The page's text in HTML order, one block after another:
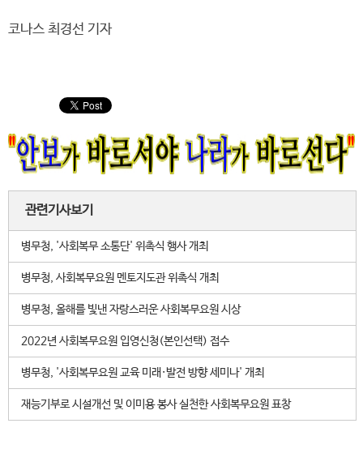
코나스 최경선 기자
관련기사보기
병무청, '사회복무 소통단' 위촉식 행사 개최
병무청, 사회복무요원 멘토지도관 위촉식 개최
병무청, 올해를 빛낸 자랑스러운 사회복무요원 시상
2022년 사회복무요원 입영신청(본인선택) 접수
병무청, '사회복무요원 교육 미래·발전 방향 세미나' 개최
재능기부로 시설개선 및 이미용 봉사 실천한 사회복무요원 표창